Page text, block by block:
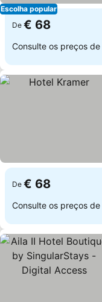
Escolha popular
De € 68
Consulte os preços de
De € 68
Consulte os preços de